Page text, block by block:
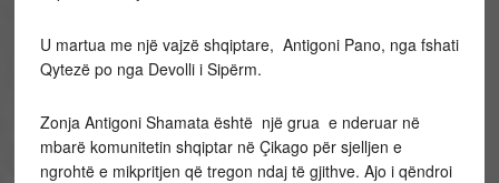
U martua me një vajzë shqiptare, Antigoni Pano, nga fshati
Qytezë po nga Devolli i Sipërm.
Zonja Antigoni Shamata është një grua e nderuar në
mbarë komunitetin shqiptar në Çikago për sjelljen e
ngrohtë e mikpritjen që tregon ndaj të gjithve. Ajo i qëndroi